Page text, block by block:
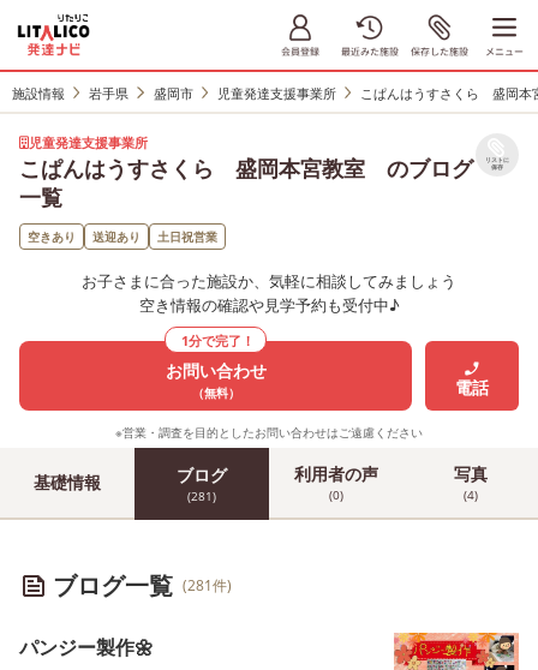
施設情報 岩手県 盛岡市 児童発達支援事業所 こぱんはうすさくら 盛岡
児童発達支援事業所
こぱんはうすさくら 盛岡本宮教室 のブログ
一覧
リストに
保存
空きあり 送迎あり 土日祝営業
お子さまに合った施設か、気軽に相談してみましょう
空き情報の確認や見学予約も受付中♪
1分で完了！
お問い合わせ
（無料） 電話
※営業・調査を目的としたお問い合わせはご遠慮ください
基礎情報 ブログ
(281)
利用者の声
(0)
写真
(4)
ブログ一覧 (281件)
パンジー製作🌼